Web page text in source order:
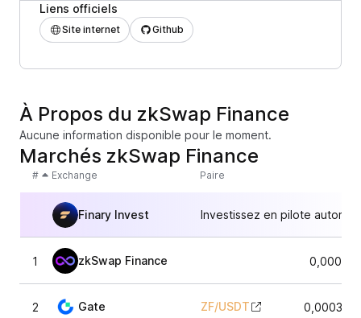
Liens officiels
Site internet Github
À Propos du zkSwap Finance
Aucune information disponible pour le moment.
Marchés zkSwap Finance
# Exchange Paire
Finary Invest Investissez en pilote
1 zkSwap Finance
2 Gate ZF/USDT